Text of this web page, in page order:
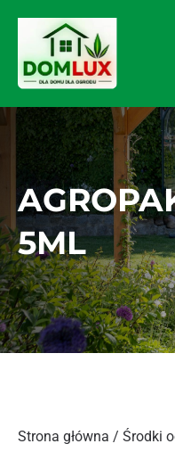
5ML
Strona główna / Środki